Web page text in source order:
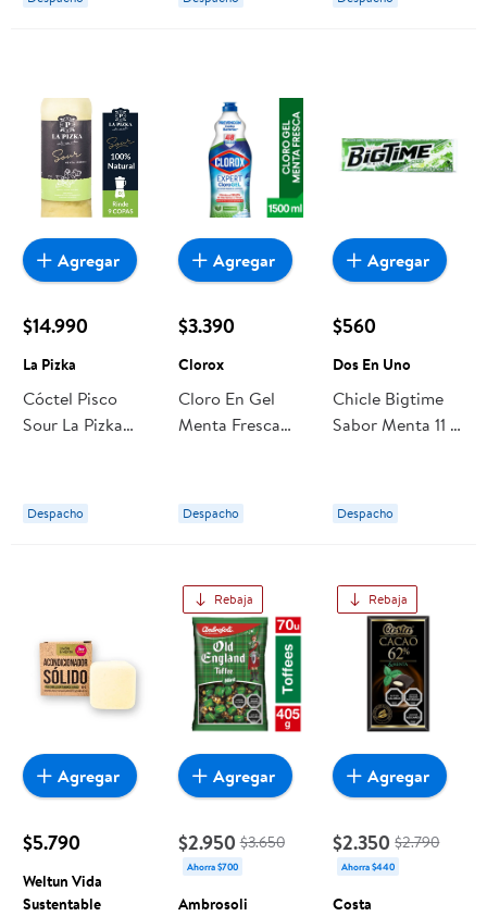
$14.990
La Pizka
Cóctel Pisco
Sour La Pizka
Despacho
Agregar
$3.390
Clorox
Cloro En Gel
Menta Fresca
Despacho
Agregar
$560
Dos En Uno
Chicle Bigtime
Sabor Menta 11 g
Despacho
Agregar
$5.790
Weltun Vida
Sustentable
Agregar
Rebaja
$2.950 $3.650
Ahorra $700
Ambrosoli
Agregar
Rebaja
$2.350 $2.790
Ahorra $440
Costa
Agregar